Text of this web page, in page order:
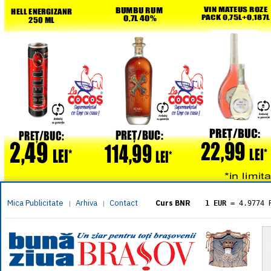
Mica Publicitate | Arhiva | Contact Curs BNR 1 EUR = 4.9774
= 5.8304
1 XAU= 464.4611
1 AED= 1.1933
1 AUD= 2.7957
1 BGN= 2.5449